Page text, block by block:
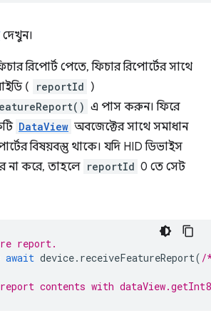
দেখুন।
রিপোর্ট পেতে, ফিচার রিপোর্টের সাথে
(
reportId )
এ পাস করুন। ফিরে
DataView অবজেক্টের সাথে সমাধান
বিষয়বস্তু থাকে। যদি HID ডিভাইস
না করে, তাহলে reportId 0 তে সেট
report.
await device. receiveFeatureReport( /
contents with